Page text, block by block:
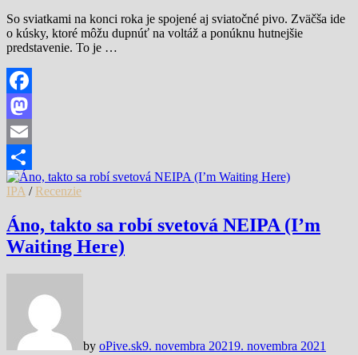
So sviatkami na konci roka je spojené aj sviatočné pivo. Zväčša ide
o kúsky, ktoré môžu dupnúť na voltáž a ponúknu hutnejšie
predstavenie. To je …
Facebook
Mastodon
Email
Share
IPA / Recenzie
Áno, takto sa robí svetová NEIPA (I’m
Waiting Here)
by oPive.sk9. novembra 20219. novembra 2021